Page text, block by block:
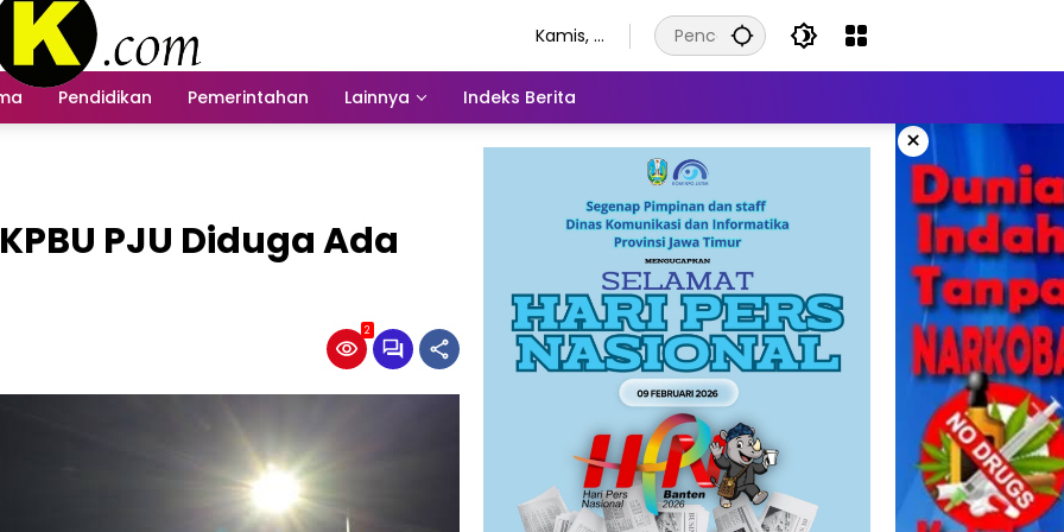
Kamis, 6
2026
Pendidikan Pemerintahan Lainnya Indeks Berita
×
PJU Diduga Ada
2